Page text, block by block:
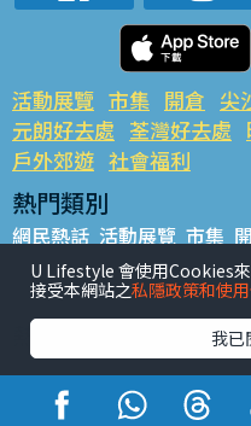
活動展覽 市集 開倉 尖
元朗好去處 荃灣好去處
戶外郊遊 社會福利
熱門類別
網民熱話 活動展覽 市集
銅鑼灣好去處 元朗好去處
餐廳情報 戶外郊遊
熱門標籤
#UGO搵好去處 #人氣活動
#親子玩樂好去處
U Lifestyle 會使用Cookies
接受本網站之私隱政策和使
我已